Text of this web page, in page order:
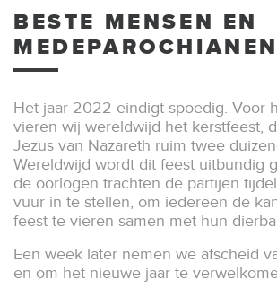
BESTE MENSEN EN
MEDEPAROCHIANEN
Het jaar 2022 eindigt spoedig. Voor
vieren wij wereldwijd het kerstfeest,
Jezus van Nazareth ruim twee
Wereldwijd wordt dit feest uitbundig
de oorlogen trachten de partijen
vuur in te stellen, om iedereen de
feest te vieren samen met hun
Een week later nemen we afscheid
en om het nieuwe jaar te